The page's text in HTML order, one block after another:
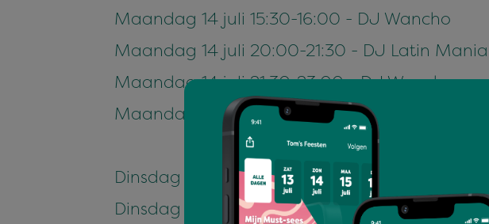
Maandag 14 juli 15:30-16:00 - DJ Wancho
Maandag 14 juli 20:00-21:30 - DJ Latin Mania
Maandag 14 juli 21:30-23:00 - DJ Wancho
Maandag 14 juli 23:00-00:30 - DJ Latin Mania
Dinsdag 15 juli 14:00-14:30 - DJ Wancho
Dinsdag 15 juli 15:30-19:00 - DJ Wancho